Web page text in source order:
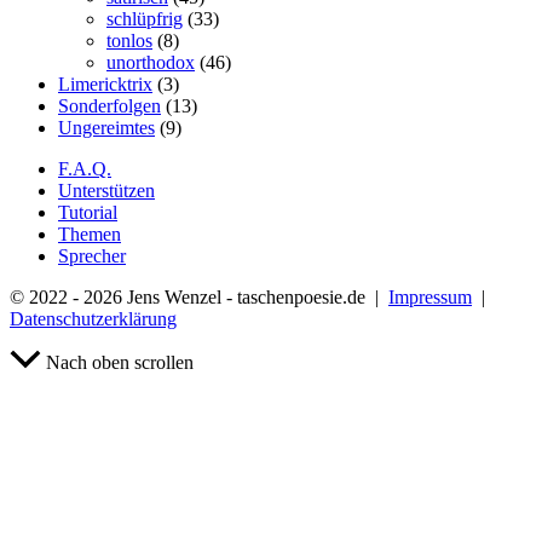
schlüpfrig (33)
tonlos (8)
unorthodox (46)
Limericktrix (3)
Sonderfolgen (13)
Ungereimtes (9)
F.A.Q.
Unterstützen
Tutorial
Themen
Sprecher
© 2022 - 2026 Jens Wenzel - taschenpoesie.de | Impressum |
Datenschutzerklärung
Nach oben scrollen